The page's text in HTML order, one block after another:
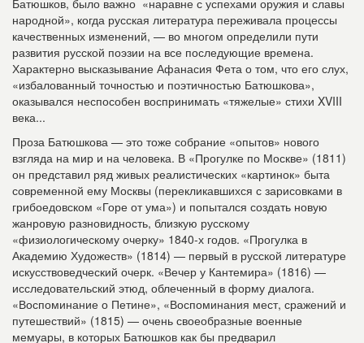
Батюшков, было важно «наравне с успехами оружия и славы
народной», когда русская литература переживала процессы
качественных изменений, — во многом определили пути
развития русской поэзии на все последующие времена.
Характерно высказывание Афанасия Фета о том, что его слух,
«избалованный точностью и поэтичностью Батюшкова»,
оказывался неспособен воспринимать «тяжелые» стихи XVIII
века...
Проза Батюшкова — это тоже собрание «опытов» нового
взгляда на мир и на человека. В «Прогулке по Москве» (1811)
он представил ряд живых реалистических «картинок» быта
современной ему Москвы (перекликавшихся с зарисовками в
грибоедовском «Горе от ума») и попытался создать новую
жанровую разновидность, близкую русскому
«физиологическому очерку» 1840-х годов. «Прогулка в
Академию Художеств» (1814) — первый в русской литературе
искусствоведческий очерк. «Вечер у Кантемира» (1816) —
исследовательский этюд, облеченный в форму диалога.
«Воспоминание о Петине», «Воспоминания мест, сражений и
путешествий» (1815) — очень своеобразные военные
мемуары, в которых Батюшков как бы предварил